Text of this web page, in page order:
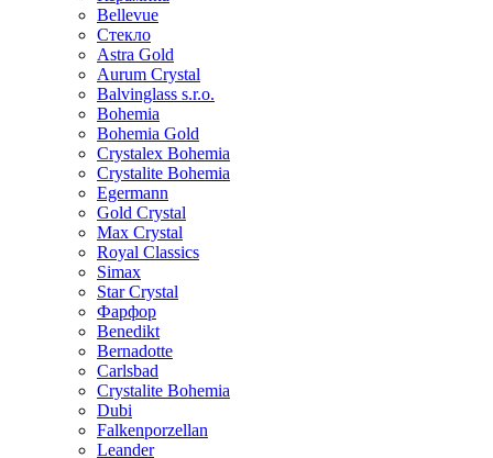
Bellevue
Стекло
Astra Gold
Aurum Crystal
Balvinglass s.r.o.
Bohemia
Bohemia Gold
Crystalex Bohemia
Crystalite Bohemia
Egermann
Gold Crystal
Max Crystal
Royal Classics
Simax
Star Crystal
Фарфор
Benedikt
Bernadotte
Carlsbad
Crystalite Bohemia
Dubi
Falkenporzellan
Leander